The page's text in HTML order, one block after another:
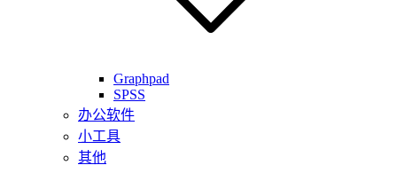
Graphpad
SPSS
办公软件
小工具
其他